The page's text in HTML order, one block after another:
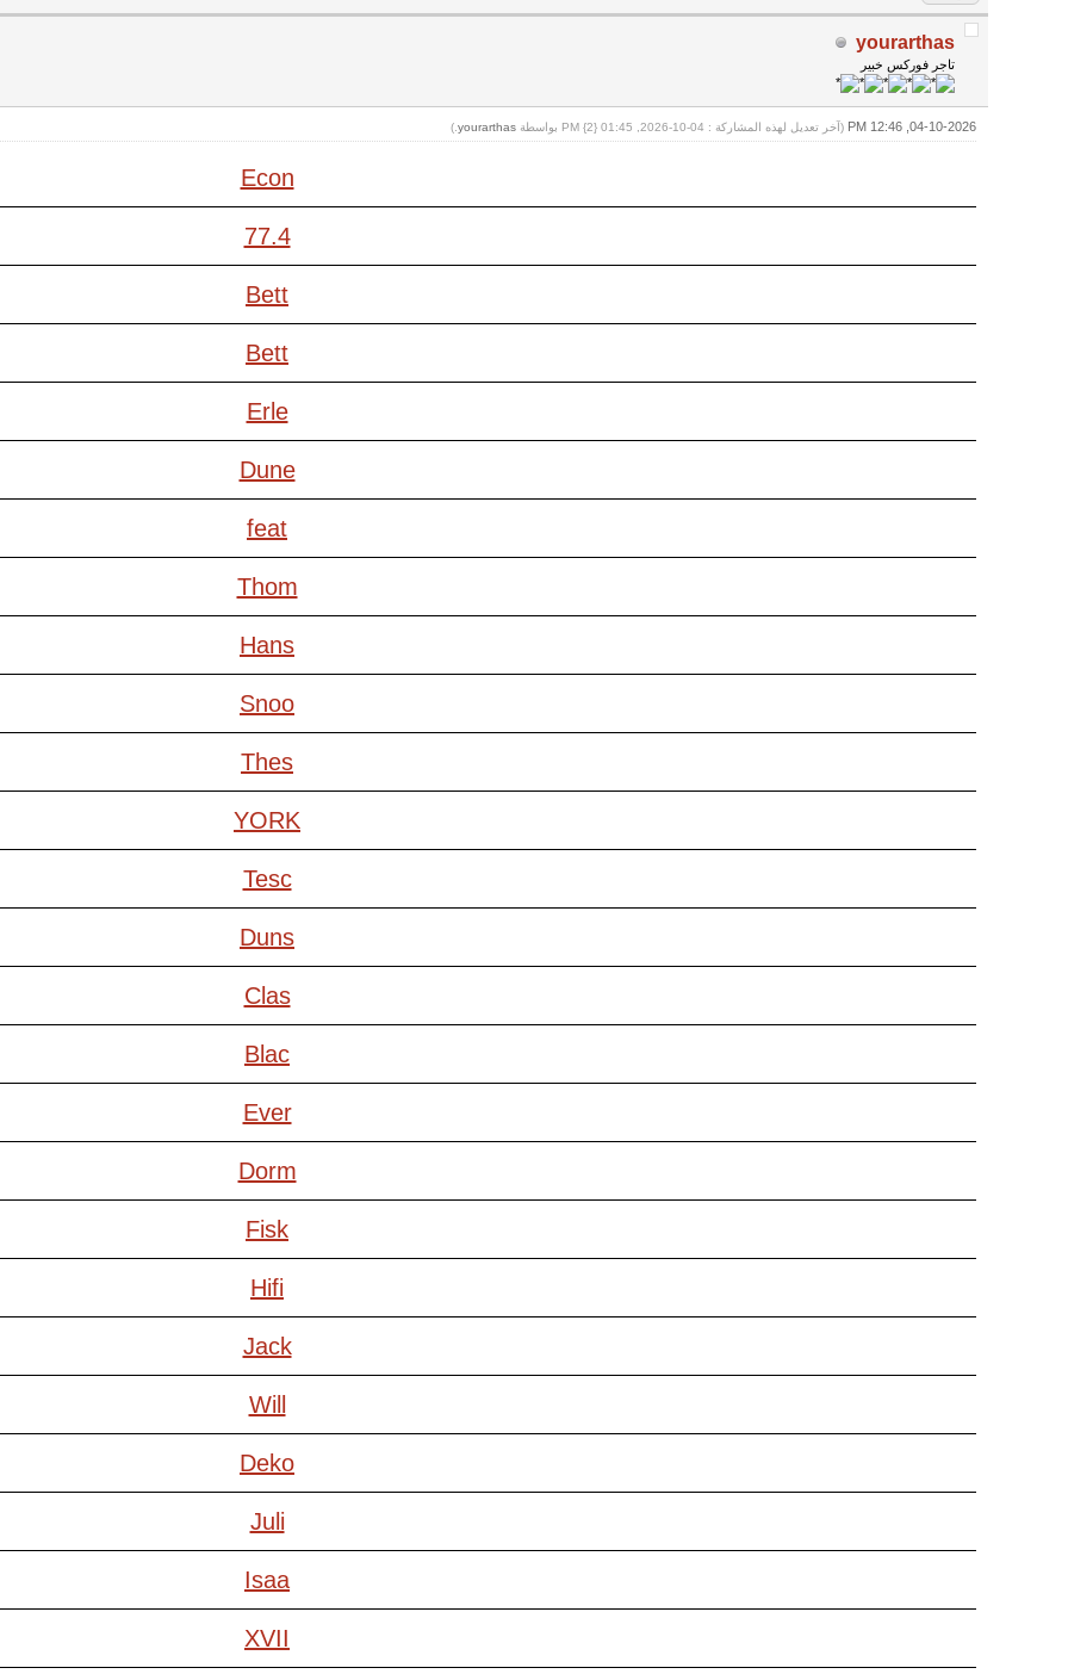
yourarthas
تاجر فوركس خبير
04-10-2026, 12:46 PM (آخر تعديل لهذه المشاركة : 04-10-2026, 01:45 PM {2} بواسطة yourarthas
.)
Econ
77.4
Bett
Bett
Erle
Dune
feat
Thom
Hans
Snoo
Thes
YORK
Tesc
Duns
Clas
Blac
Ever
Dorm
Fisk
Hifi
Jack
Will
Deko
Juli
Isaa
XVII